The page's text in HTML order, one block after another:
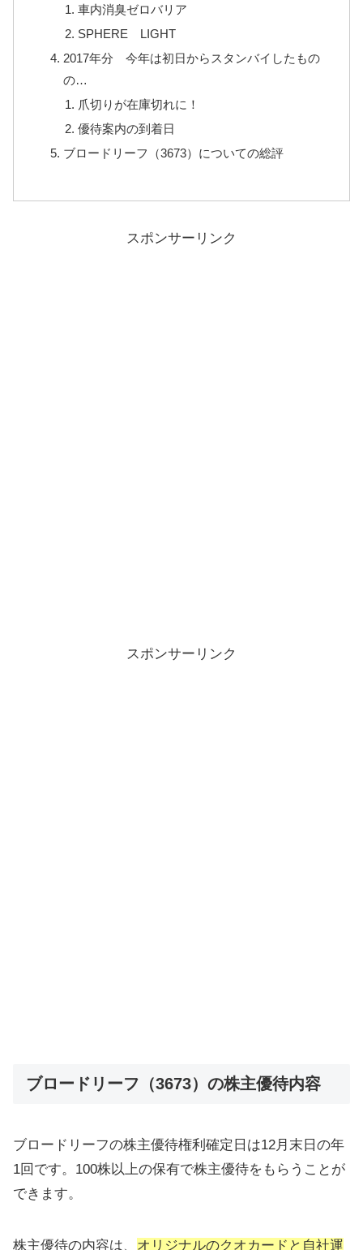
車内消臭ゼロバリア
SPHERE LIGHT
2017年分 今年は初日からスタンバイしたもの
の…
爪切りが在庫切れに！
優待案内の到着日
ブロードリーフ（3673）についての総評
スポンサーリンク
スポンサーリンク
ブロードリーフ（3673）の株主優待内容
ブロードリーフの株主優待権利確定日は12月末日の年
1回です。100株以上の保有で株主優待をもらうことが
できます。
株主優待の内容は、 オリジナルのクオカードと自社運